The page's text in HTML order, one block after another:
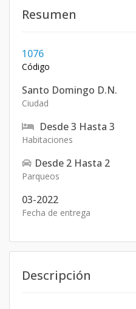
Resumen
1076
Código
Santo Domingo D.N.
Ciudad
Desde3 Hasta 3
Habitaciones
Desde 2 Hasta 2
Parqueos
03-2022
Fecha de entrega
Descripción